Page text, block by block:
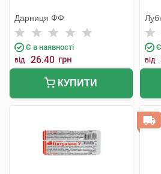
Дарниця ФФ
Є в наявності
від 26.40 грн
КУПИТИ
від